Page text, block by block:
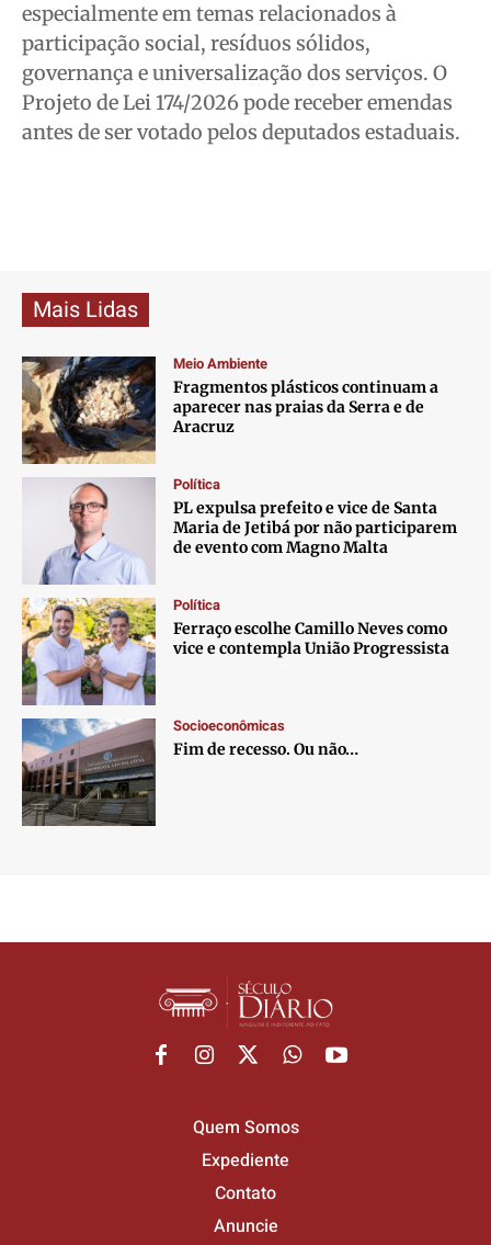
especialmente em temas relacionados à
participação social, resíduos sólidos,
governança e universalização dos serviços. O
Projeto de Lei 174/2026 pode receber emendas
antes de ser votado pelos deputados estaduais.
Mais Lidas
Meio Ambiente
Fragmentos plásticos continuam a
aparecer nas praias da Serra e de
Aracruz
Política
PL expulsa prefeito e vice de Santa
Maria de Jetibá por não participarem
de evento com Magno Malta
Política
Ferraço escolhe Camillo Neves como
vice e contempla União Progressista
Socioeconômicas
Fim de recesso. Ou não…
Quem Somos
Expediente
Contato
Anuncie